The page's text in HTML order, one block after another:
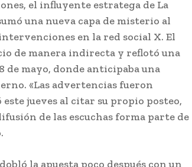
el influyente estratega de La
una nueva capa de misterio al
en la red social X. El
de manera indirecta y reflotó una
de mayo, donde anticipaba una
«Las advertencias fueron
jueves al citar su propio posteo,
de las escuchas forma parte de
la apuesta poco después con un